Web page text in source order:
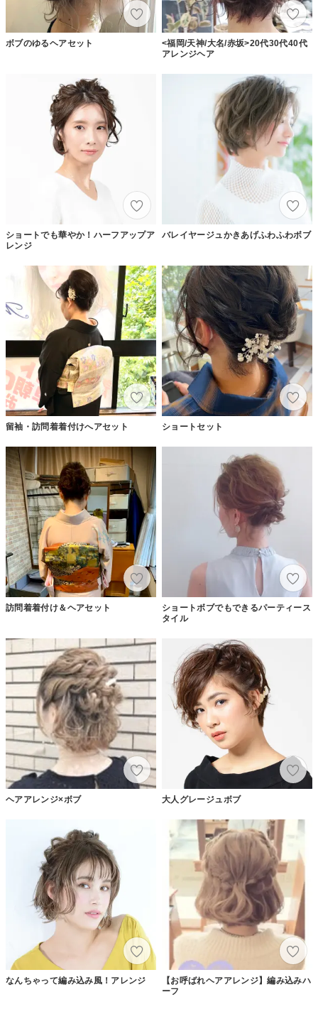
ボブのゆるヘアセット
<福岡/天神/大名/赤坂>20代30代40代
アレンジヘア
ショートでも華やか！ハーフアップア
レンジ
バレイヤージュかきあげふわふわボブ
留袖・訪問着着付けへアセット ショートセット
訪問着着付け＆ヘアセット
ショートボブでもできるパーティース
タイル
ヘアアレンジ×ボブ 大人グレージュボブ
なんちゃって編み込み風！アレンジ
【お呼ばれヘアアレンジ】編み込みハ
ーフ